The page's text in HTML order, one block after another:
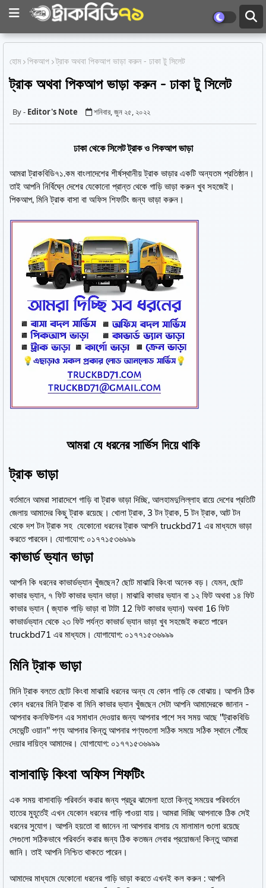
হোম পিকআপ ট্রাক অথবা পিকআপ ভাড়া করুন - ঢাকা টু সিলেট
ট্রাক অথবা পিকআপ ভাড়া করুন - ঢাকা টু সিলেট
Editor's Note শনিবার, জুন ২৫, ২০২২
ঢাকা থেকে সিলেট ট্রাক ও পিকআপ ভাড়া
আমরা ট্রাকবিডি৭১.কম বাংলাদেশের শীর্ষস্থানীয় ট্রাক ভাড়ার একটি অন্যতম প্রতিষ্ঠান।
তাই আপনি নির্বিঘ্নে দেশের যেকোনো প্রান্ত থেকে গাড়ি ভাড়া করুন খুব সহজেই।
পিকআপ, মিনি ট্রাক বাসা বা অফিস শিফটিং জন্য ভাড়া করুন।
আমরা যে ধরনের সার্ভিস দিয়ে থাকি
ট্রাক ভাড়া
বর্তমানে আমরা সারাদেশে গাড়ি বা ট্রাক ভাড়া দিচ্ছি, আলহামদুলিল্লাহ রায়ে দেশের প্রতিটি
জেলায় আমাদের কিছু ট্রাক রয়েছে। খোলা ট্রাক, 3 টন ট্রাক, 5 টন ট্রাক, আট টন
থেকে দশ টন ট্রাক সহ যেকোনো ধরনের ট্রাক আপনি truckbd71 এর মাধ্যমে ভাড়া
করতে পারবেন। যোগাযোগ: ০১৭৭১৫৩৬৯৯৯
কাভার্ড ভ্যান ভাড়া
আপনি কি ধরনের কাভার্ডভ্যান খুঁজছেন? ছোট মাঝারি কিংবা অনেক বড়। যেমন, ছোট
কাভার ভ্যান, ৭ ফিট কাভার ভ্যান ভাড়া। মাঝারি কাভার ভ্যান বা ১২ ফিট অথবা ১৪ ফিট
কাভার ভ্যান ( জ্যাক গাড়ি ভাড়া বা টাটা 12 ফিট কাভার ভ্যান) অথবা 16 ফিট
কাভার্ডভ্যান থেকে ২৩ ফিট পর্যন্ত কাভার্ড ভ্যান ভাড়া খুব সহজেই করতে পারেন
truckbd71 এর মাধ্যমে। যোগাযোগ: ০১৭৭১৫৩৬৯৯৯
মিনি ট্রাক ভাড়া
মিনি ট্রাক বলতে ছোট কিংবা মাঝারি ধরনের অন্য যে কোন গাড়ি কে বোঝায়। আপনি ঠিক
কোন ধরনের মিনি ট্রাক বা মিনি কাভার ভ্যান খুঁজছেন সেটা আপনি আমাদেরকে জানান -
আপনার কনফিউশন এর সমাধান দেওয়ার জন্য আপনার পাশে সব সময় আছে "ট্রাকবিডি
সেভেন্টি ওয়ান" পণ্য আপনার কিন্তু আপনার পণ্যগুলো সঠিক সময়ে সঠিক স্থানে পৌঁছে
দেয়ার দায়িত্ব আমাদের। যোগাযোগ: ০১৭৭১৫৩৬৯৯৯
বাসাবাড়ি কিংবা অফিস শিফটিং
এক সময় বাসাবাড়ি পরিবর্তন করার জন্য প্রচুর ঝামেলা হতো কিন্তু সময়ের পরিবর্তনে
হাতের মুহূর্তেই এখন যেকোন ধরনের গাড়ি পাওয়া যায়। আমরা দিচ্ছি আপনাকে ঠিক সেই
ধরনের সুযোগ। আপনি হয়তো বা জানেন না আপনার বাসায় যে মালামাল গুলো রয়েছে
সেগুলো সঠিকভাবে পরিবর্তন করার জন্য ঠিক কতজন লেবার প্রয়োজন! কিন্তু আমরা
জানি। তাই আপনি নিশ্চিত থাকতে পারেন।
আমাদের মাধ্যমে যেকোনো ধরনের গাড়ি ভাড়া করতে এখনই কল করুন : আপনি